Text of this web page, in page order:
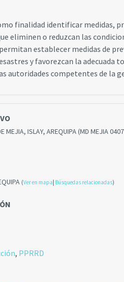
finalidad identificar medidas,
eliminen o reduzcan las
establecer medidas de
y favorezcan la adecuada
autoridades competentes de la
MEJIA, ISLAY, AREQUIPA (MD MEJIA
(Ver en mapa Búsquedas relacionadas)
, PPRRD